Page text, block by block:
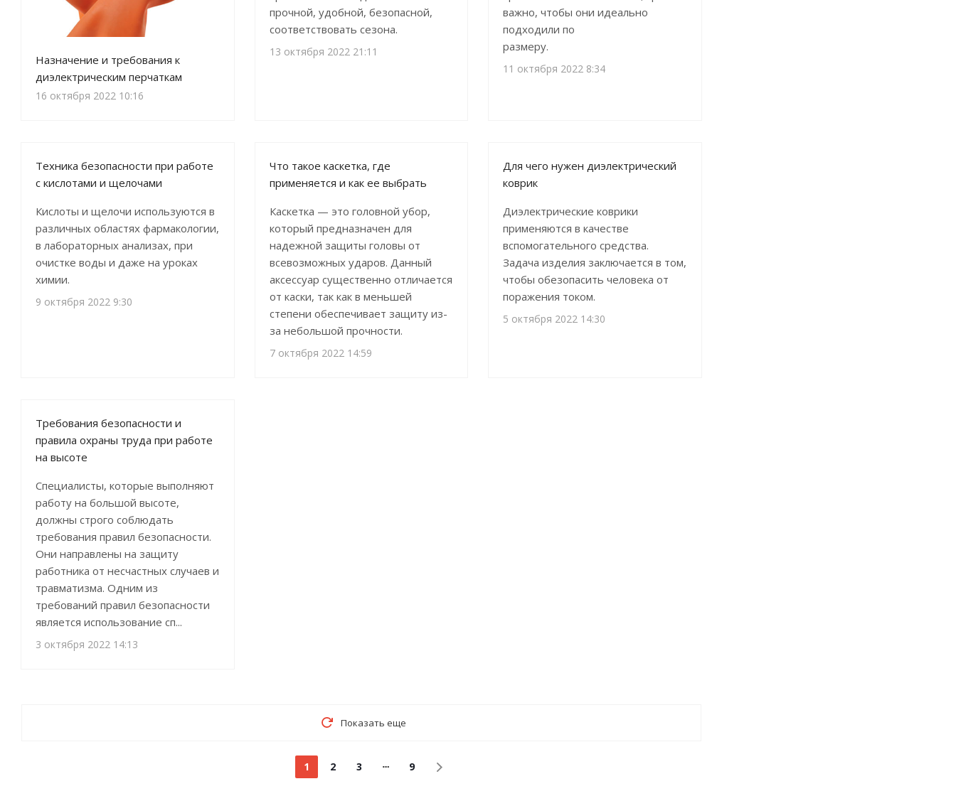
Назначение и требования к
диэлектрическим перчаткам
16 октября 2022 10:16
прочной, удобной, безопасной,
соответствовать сезона.
13 октября 2022 21:11
важно, чтобы они идеально
подходили по
размеру.
11 октября 2022 8:34
Техника безопасности при работе
с кислотами и щелочами
Кислоты и щелочи используются в
различных областях фармакологии,
в лабораторных анализах, при
очистке воды и даже на уроках
химии.
9 октября 2022 9:30
Что такое каскетка, где
применяется и как ее выбрать
Каскетка — это головной убор,
который предназначен для
надежной защиты головы от
всевозможных ударов. Данный
аксессуар существенно отличается
от каски, так как в меньшей
степени обеспечивает защиту из-
за небольшой прочности.
7 октября 2022 14:59
Для чего нужен диэлектрический
коврик
Диэлектрические коврики
применяются в качестве
вспомогательного средства.
Задача изделия заключается в том,
чтобы обезопасить человека от
поражения током.
5 октября 2022 14:30
Требования безопасности и
правила охраны труда при работе
на высоте
Специалисты, которые выполняют
работу на большой высоте,
должны строго соблюдать
требования правил безопасности.
Они направлены на защиту
работника от несчастных случаев и
травматизма. Одним из
требований правил безопасности
является использование сп...
3 октября 2022 14:13
Показать еще
1 2 3 9